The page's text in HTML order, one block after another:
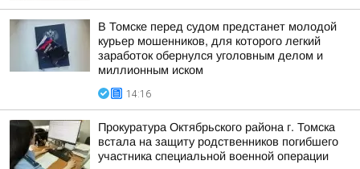
В Томске перед судом предстанет молодой
курьер мошенников, для которого легкий
заработок обернулся уголовным делом и
миллионным иском
14:16
Прокуратура Октябрьского района г. Томска
встала на защиту родственников погибшего
участника специальной военной операции